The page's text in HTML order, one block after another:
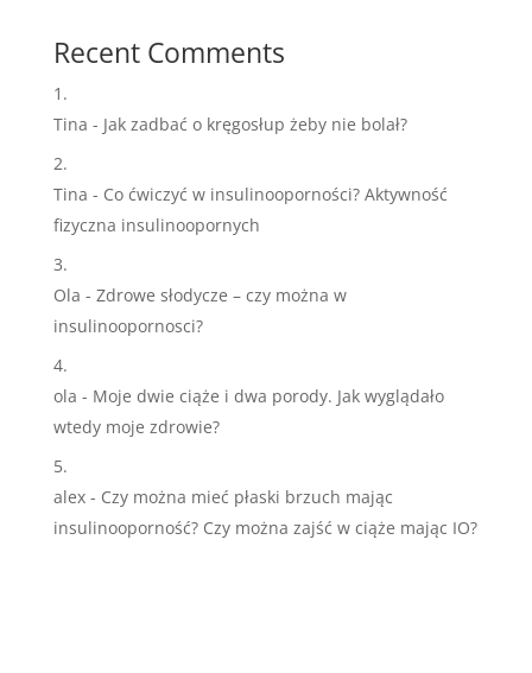
Recent Comments
Tina - Jak zadbać o kręgosłup żeby nie bolał?
Tina - Co ćwiczyć w insulinooporności? Aktywność
fizyczna insulinoopornych
Ola - Zdrowe słodycze – czy można w
insulinoopornosci?
ola - Moje dwie ciąże i dwa porody. Jak wyglądało
wtedy moje zdrowie?
alex- Czy można mieć płaski brzuch mając
insulinooporność? Czy można zajść w ciąże mając IO?